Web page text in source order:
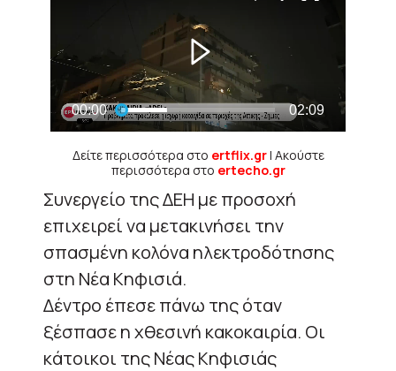
Δείτε περισσότερα στο ertflix.gr| Ακούστε
περισσότερα στο ertecho.gr
Συνεργείο της ΔΕΗ με προσοχή
επιχειρεί να μετακινήσει την
σπασμένη κολόνα ηλεκτροδότησης
στη Νέα Κηφισιά.
Δέντρο έπεσε πάνω της όταν
ξέσπασε η χθεσινή κακοκαιρία. Οι
κάτοικοι της Νέας Κηφισιάς